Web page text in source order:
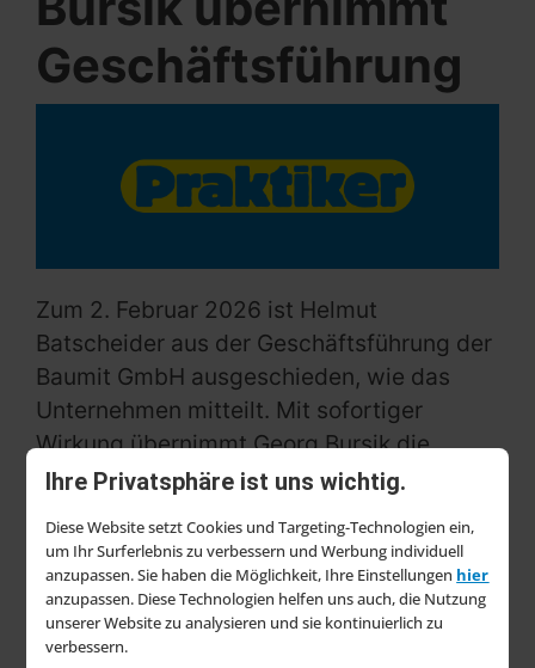
Ihre Privatsphäre ist uns wichtig.
Diese Website setzt Cookies und Targeting-Technologien ein,
um Ihr Surferlebnis zu verbessern und Werbung individuell
anzupassen. Sie haben die Möglichkeit, Ihre Einstellungen hier
anzupassen. Diese Technologien helfen uns auch, die Nutzung
unserer Website zu analysieren und sie kontinuierlich zu
verbessern.
Geschäftsführung
Zum 2. Februar 2026 ist Helmut
Batscheider aus der Geschäftsführung der
Baumit GmbH ausgeschieden, wie das
Unternehmen mitteilt. Mit sofortiger
Wirkung übernimmt Georg Bursik die
Funktion als Geschäftsführer – zusätzlich
Manager für Deutschland sowie als
kaufmännischer Geschäftsführer in
Österreich.